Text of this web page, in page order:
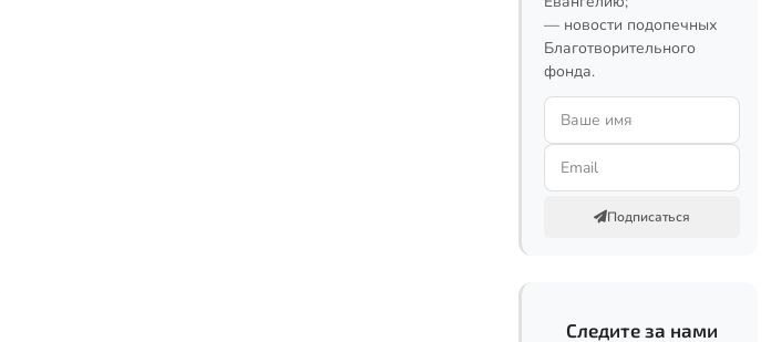
— новости подопечных
Благотворительного
фонда.
Подписаться
Следите за нами